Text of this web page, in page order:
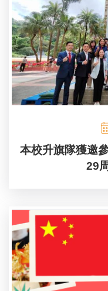
本校升旗隊獲邀
29